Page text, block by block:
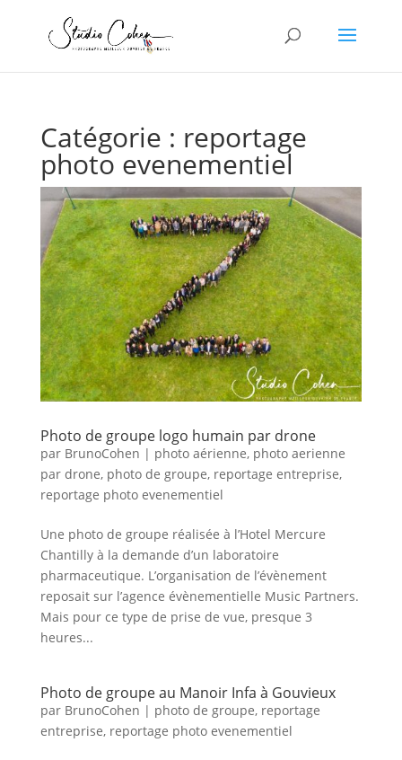
Catégorie : reportage
photo evenementiel
Photo de groupe logo humain par drone
par BrunoCohen | photo aérienne, photo aerienne
par drone, photo de groupe, reportage entreprise,
reportage photo evenementiel
Une photo de groupe réalisée à l’Hotel Mercure
Chantilly à la demande d’un laboratoire
pharmaceutique. L’organisation de l’évènement
reposait sur l’agence évènementielle Music Partners.
Mais pour ce type de prise de vue, presque 3
heures...
Photo de groupe au Manoir Infa à Gouvieux
par BrunoCohen | photo de groupe, reportage
entreprise, reportage photo evenementiel